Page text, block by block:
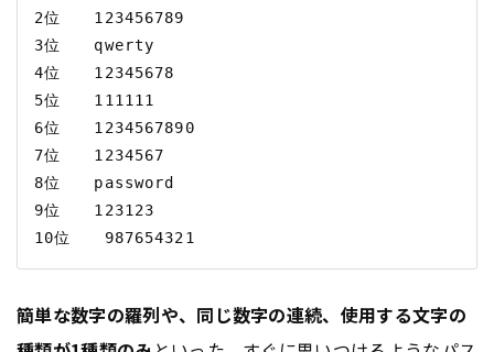
2位　　123456789
3位　　qwerty
4位　　12345678
5位　　111111
6位　　1234567890
7位　　1234567
8位　　password
9位　　123123
簡単な数字の羅列や、同じ数字の連続、使用する文字の